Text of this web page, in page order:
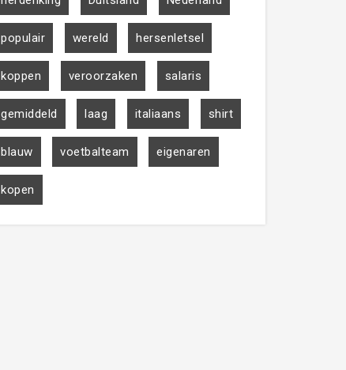
populair wereld hersenletsel
koppen veroorzaken salaris
gemiddeld laag italiaans shirt
blauw voetbalteam eigenaren
kopen